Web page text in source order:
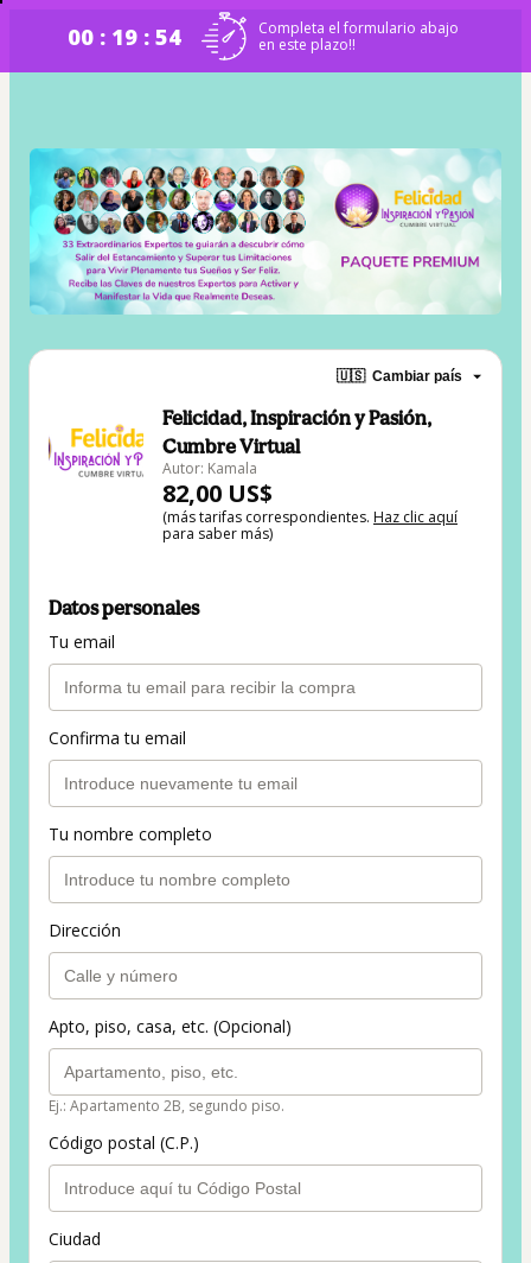
00 : 19 : 54
Completa el formulario abajo
en este plazo!!
🇺🇸 Cambiar país
Felicidad, Inspiración y Pasión,
Cumbre Virtual
Autor: Kamala
82,00 US$
(más tarifas correspondientes. Haz clic aquí
para saber más)
Datos personales
Tu email
Confirma tu email
Tu nombre completo
Dirección
Apto, piso, casa, etc. (Opcional)
Ej.: Apartamento 2B, segundo piso.
Código postal (C.P.)
Ciudad